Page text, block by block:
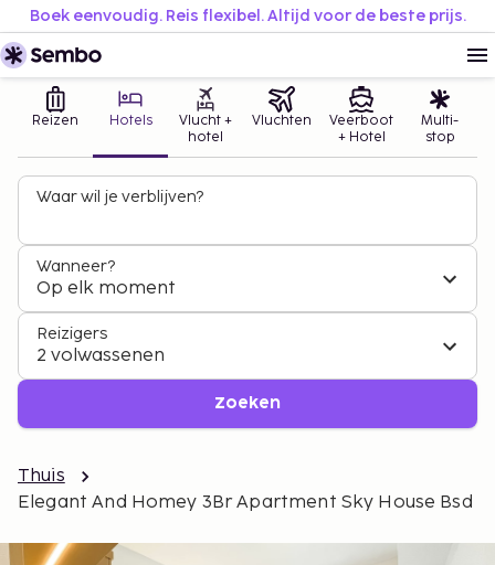
Boek eenvoudig. Reis flexibel. Altijd voor de beste prijs.
Reizen Hotels
Vlucht +
hotel
Vluchten
Veerboot
+ Hotel
Multi-
stop
Waar wil je verblijven?
Wanneer?
Op elk moment
Reizigers
2 volwassenen
Zoeken
Thuis
Elegant And Homey 3Br Apartment Sky House Bsd